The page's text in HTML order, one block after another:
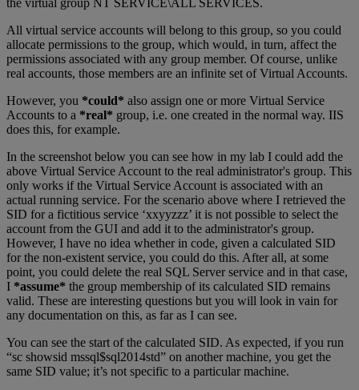
All virtual service accounts will belong to this group, so you could
allocate permissions to the group, which would, in turn, affect the
permissions associated with any group member. Of course, unlike
real accounts, those members are an infinite set of Virtual Accounts.
However, you *could* also assign one or more Virtual Service
Accounts to a *real* group, i.e. one created in the normal way. IIS
does this, for example.
In the screenshot below you can see how in my lab I could add the
above Virtual Service Account to the real administrator's group. This
only works if the Virtual Service Account is associated with an
actual running service. For the scenario above where I retrieved the
SID for a fictitious service ‘xxyyzzz’ it is not possible to select the
account from the GUI and add it to the administrator's group.
However, I have no idea whether in code, given a calculated SID
for the non-existent service, you could do this. After all, at some
point, you could delete the real SQL Server service and in that case,
I *assume* the group membership of its calculated SID remains
valid. These are interesting questions but you will look in vain for
any documentation on this, as far as I can see.
You can see the start of the calculated SID. As expected, if you run
“sc showsid mssql$sql2014std” on another machine, you get the
same SID value; it’s not specific to a particular machine.